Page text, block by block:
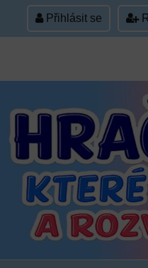
Přihlásit se